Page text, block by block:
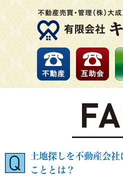
土地探しを不動産会
こととは？